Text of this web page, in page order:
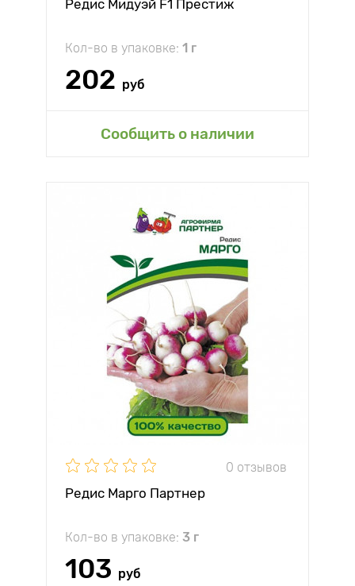
Редис Мидуэй F1 Престиж
Кол-во в упаковке: 1 г
202 руб
Сообщить о наличии
0 отзывов
Редис Марго Партнер
Кол-во в упаковке: 3 г
103 руб